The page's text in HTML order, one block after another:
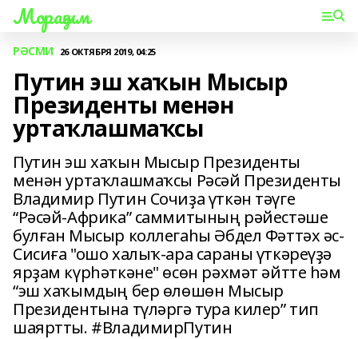
Мораҙым
РӘСМИ 26 ОКТЯБРЯ 2019, 04:25
Путин эш хаҡын Мысыр
Президенты менән
уртаҡлашмаҡсы
Путин эш хаҡын Мысыр Президенты
менән уртаҡлашмаҡсы Рәсәй Президенты
Владимир Путин Сочиҙа үткән тәүге
“Рәсәй-Африка” саммитының рәйестәше
булған Мысыр коллегаһы Әбдел Фәттәх әс-
Сисиға "ошо халыҡ-ара сараны үткәреүҙә
ярҙам күрһәткәне" өсөн рәхмәт әйтте һәм
“эш хаҡымдың бер өлөшөн Мысыр
Президентына түләргә тура килер” тип
шаяртты. #ВладимирПутин